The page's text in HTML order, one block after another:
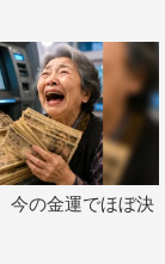
今の金運でほぼ決